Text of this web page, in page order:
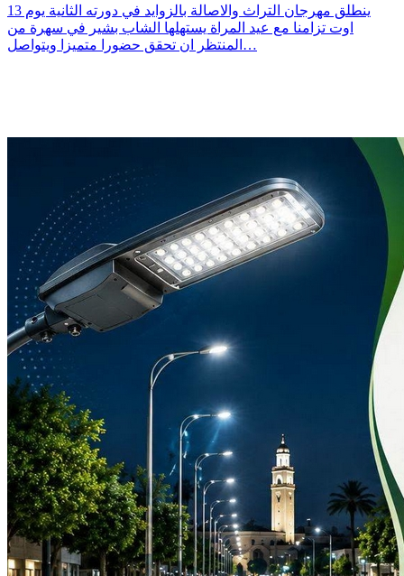
ينطلق مهرجان التراث والاصالة بالزوايد في دورته الثانية يوم 13
اوت تزامنا مع عيد المراة يستهلها الشاب بشير في سهرة من
المنتظر ان تحقق حضورا متميزا ويتواصل…